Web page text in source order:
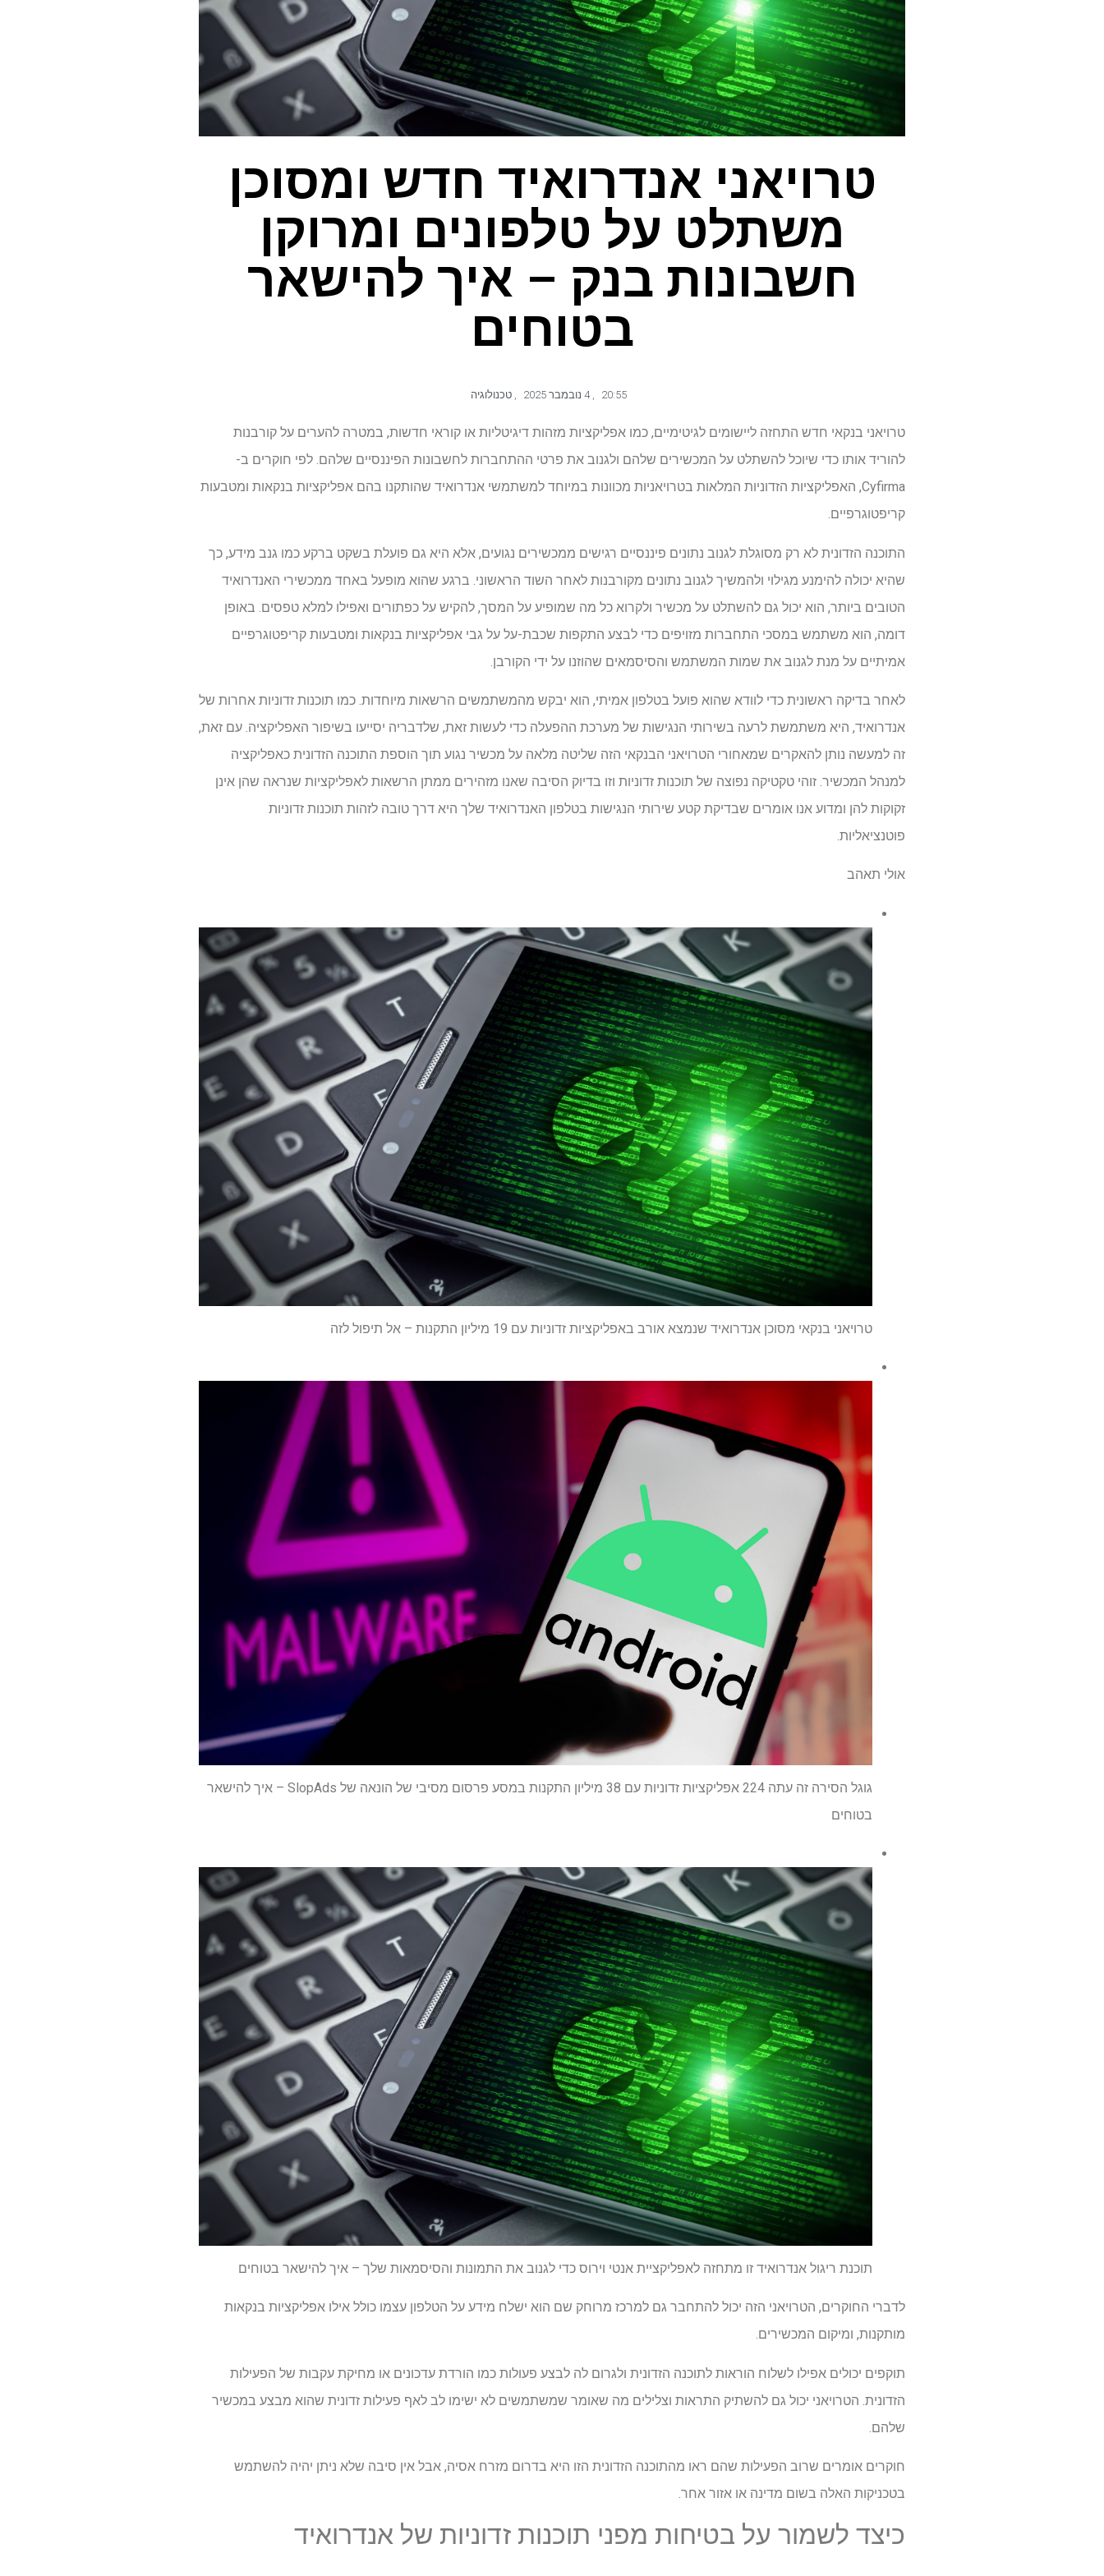
טרויאני אנדרואיד חדש ומסוכן
משתלט על טלפונים ומרוקן
חשבונות בנק – איך להישאר
בטוחים
20:55
, 4 נובמבר 2025 , טכנולוגיה
טרויאני בנקאי חדש התחזה ליישומים לגיטימיים, כמו אפליקציות מזהות דיגיטליות או קוראי חדשות, במטרה להערים על קורבנות
להוריד אותו כדי שיוכל להשתלט על המכשירים שלהם ולגנוב את פרטי ההתחברות לחשבונות הפיננסיים שלהם. לפי חוקרים ב-
Cyfirma, האפליקציות הזדוניות המלאות בטרויאניות מכוונות במיוחד למשתמשי אנדרואיד שהותקנו בהם אפליקציות בנקאות ומטבעות
קריפטוגרפיים.
התוכנה הזדונית לא רק מסוגלת לגנוב נתונים פיננסיים רגישים ממכשירים נגועים, אלא היא גם פועלת בשקט ברקע כמו גנב מידע, כך
שהיא יכולה להימנע מגילוי ולהמשיך לגנוב נתונים מקורבנות לאחר השוד הראשוני. ברגע שהוא מופעל באחד ממכשירי האנדרואיד
הטובים ביותר, הוא יכול גם להשתלט על מכשיר ולקרוא כל מה שמופיע על המסך, להקיש על כפתורים ואפילו למלא טפסים. באופן
דומה, הוא משתמש במסכי התחברות מזויפים כדי לבצע התקפות שכבת-על על גבי אפליקציות בנקאות ומטבעות קריפטוגרפיים
אמיתיים על מנת לגנוב את שמות המשתמש והסיסמאים שהוזנו על ידי הקורבן.
לאחר בדיקה ראשונית כדי לוודא שהוא פועל בטלפון אמיתי, הוא יבקש מהמשתמשים הרשאות מיוחדות. כמו תוכנות זדוניות אחרות של
אנדרואיד, היא משתמשת לרעה בשירותי הנגישות של מערכת ההפעלה כדי לעשות זאת, שלדבריה יסייעו בשיפור האפליקציה. עם זאת,
זה למעשה נותן להאקרים שמאחורי הטרויאני הבנקאי הזה שליטה מלאה על מכשיר נגוע תוך הוספת התוכנה הזדונית כאפליקציה
למנהל המכשיר. זוהי טקטיקה נפוצה של תוכנות זדוניות וזו בדיוק הסיבה שאנו מזהירים ממתן הרשאות לאפליקציות שנראה שהן אינן
זקוקות להן ומדוע אנו אומרים שבדיקת קטע שירותי הנגישות בטלפון האנדרואיד שלך היא דרך טובה לזהות תוכנות זדוניות
פוטנציאליות.
אולי תאהב
טרויאני בנקאי מסוכן אנדרואיד שנמצא אורב באפליקציות זדוניות עם 19 מיליון התקנות – אל תיפול לזה
גוגל הסירה זה עתה 224 אפליקציות זדוניות עם 38 מיליון התקנות במסע פרסום מסיבי של הונאה של SlopAds – איך להישאר
בטוחים
תוכנת ריגול אנדרואיד זו מתחזה לאפליקציית אנטי וירוס כדי לגנוב את התמונות והסיסמאות שלך – איך להישאר בטוחים
לדברי החוקרים, הטרויאני הזה יכול להתחבר גם למרכז מרוחק שם הוא ישלח מידע על הטלפון עצמו כולל אילו אפליקציות בנקאות
מותקנות, ומיקום המכשירים.
תוקפים יכולים אפילו לשלוח הוראות לתוכנה הזדונית ולגרום לה לבצע פעולות כמו הורדת עדכונים או מחיקת עקבות של הפעילות
הזדונית. הטרויאני יכול גם להשתיק התראות וצלילים מה שאומר שמשתמשים לא ישימו לב לאף פעילות זדונית שהוא מבצע במכשיר
שלהם.
חוקרים אומרים שרוב הפעילות שהם ראו מהתוכנה הזדונית הזו היא בדרום מזרח אסיה, אבל אין סיבה שלא ניתן יהיה להשתמש
בטכניקות האלה בשום מדינה או אזור אחר.
כיצד לשמור על בטיחות מפני תוכנות זדוניות של אנדרואיד